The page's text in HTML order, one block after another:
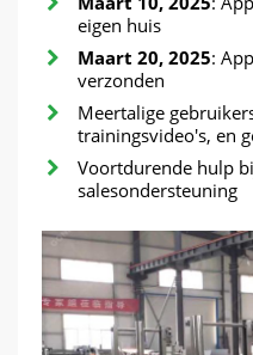
eigen huis
Maart 20, 2025:
verzonden
Meertalige
trainingsvideo's, en
Voortdurende hulp
salesondersteuning